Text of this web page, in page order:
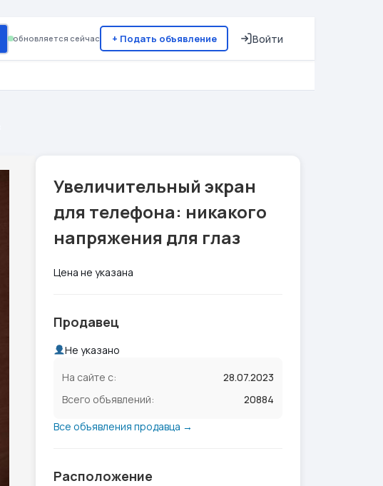
обновляется сейчас + Подать объявление Войти
Увеличительный экран
для телефона: никакого
напряжения для глаз
Цена не указана
Продавец
Не указано
На сайте с:
28.07.2023
Всего объявлений:
20884
Все объявления продавца →
Расположение